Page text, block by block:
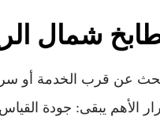
شمال
يبحث عن قرب الخدمة أو
الأهم يبقى: جودة القياس